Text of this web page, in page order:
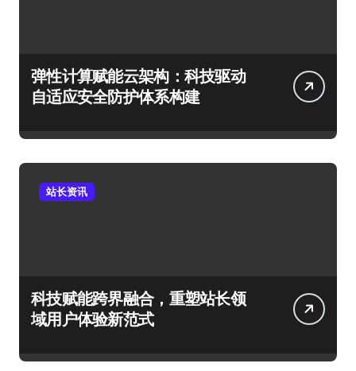
弹性计算赋能云架构：科技驱动
自适应安全防护体系构建
站长资讯
科技赋能跨界融合，重塑站长领
域用户体验新范式